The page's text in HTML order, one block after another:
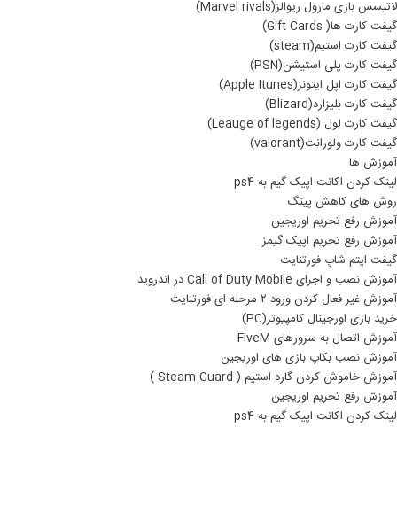
لاتیسس بازی مارول ریوالز(Marvel rivals)
گیفت کارت ها( Gift Cards)
گیفت کارت استیم(steam)
گیفت کارت پلی استیشن(PSN)
گیفت کارت اپل ایتونز(Apple Itunes)
گیفت کارت بلیزارد(Blizard)
گیفت کارت لول (Leauge of legends)
گیفت کارت ولورانت(valorant)
آموزش ها
لینک کردن اکانت اپیک گیم به ps4
روش های کاهش پینگ
آموزش رفع تحریم اوریجین
آموزش رفع تحریم اپیک گیمز
گیفت ایتم شاپ فورتنایت
آموزش نصب و اجرای Call of Duty Mobile در اندروید
آموزش غیر فعال کردن ورود ۲ مرحله ای فورتنایت
خرید بازی اورجینال کامپیوتر(PC)
آموزش اتصال به سرورهای FiveM
آموزش نصب بکاپ بازی های اوریجین
آموزش خاموش کردن گارد استیم ( Steam Guard )
آموزش رفع تحریم اوریجین
لینک کردن اکانت اپیک گیم به ps4